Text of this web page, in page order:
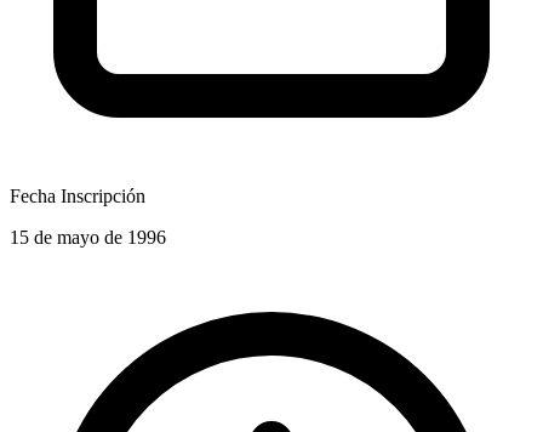
Fecha Inscripción
15 de mayo de 1996